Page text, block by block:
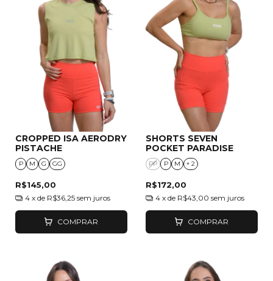
CROPPED ISA AERODRY
PISTACHE
P M G GG
R$145,00
4 x de R$36,25 sem juros
COMPRAR
SHORTS SEVEN
POCKET PARADISE
PP P M + 2
R$172,00
4 x de R$43,00 sem juros
COMPRAR